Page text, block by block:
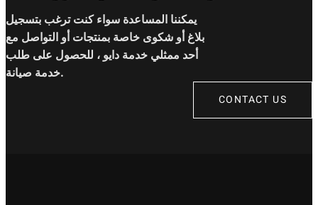
يمكننا المساعدة سواء كنت ترغب بتسجيل
بلاغ أو شكوى خاصة بمنتجات أو التواصل مع
أحد ممثلي خدمة دايو ، للحصول على طلب
خدمة صيانة.
CONTACT US